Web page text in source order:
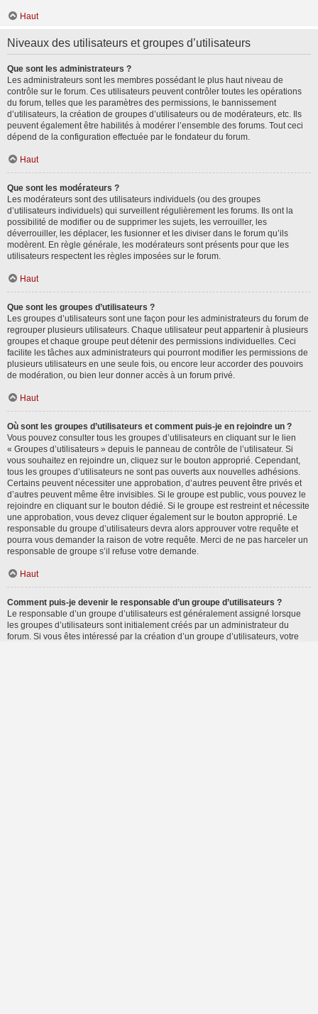
Haut
Niveaux des utilisateurs et groupes d’utilisateurs
Que sont les administrateurs ?
Les administrateurs sont les membres possédant le plus haut niveau de
contrôle sur le forum. Ces utilisateurs peuvent contrôler toutes les opérations
du forum, telles que les paramètres des permissions, le bannissement
d’utilisateurs, la création de groupes d’utilisateurs ou de modérateurs, etc. Ils
peuvent également être habilités à modérer l’ensemble des forums. Tout ceci
dépend de la configuration effectuée par le fondateur du forum.
Haut
Que sont les modérateurs ?
Les modérateurs sont des utilisateurs individuels (ou des groupes
d’utilisateurs individuels) qui surveillent régulièrement les forums. Ils ont la
possibilité de modifier ou de supprimer les sujets, les verrouiller, les
déverrouiller, les déplacer, les fusionner et les diviser dans le forum qu’ils
modèrent. En règle générale, les modérateurs sont présents pour que les
utilisateurs respectent les règles imposées sur le forum.
Haut
Que sont les groupes d’utilisateurs ?
Les groupes d’utilisateurs sont une façon pour les administrateurs du forum de
regrouper plusieurs utilisateurs. Chaque utilisateur peut appartenir à plusieurs
groupes et chaque groupe peut détenir des permissions individuelles. Ceci
facilite les tâches aux administrateurs qui pourront modifier les permissions de
plusieurs utilisateurs en une seule fois, ou encore leur accorder des pouvoirs
de modération, ou bien leur donner accès à un forum privé.
Haut
Où sont les groupes d’utilisateurs et comment puis-je en rejoindre un ?
Vous pouvez consulter tous les groupes d’utilisateurs en cliquant sur le lien
« Groupes d’utilisateurs » depuis le panneau de contrôle de l’utilisateur. Si
vous souhaitez en rejoindre un, cliquez sur le bouton approprié. Cependant,
tous les groupes d’utilisateurs ne sont pas ouverts aux nouvelles adhésions.
Certains peuvent nécessiter une approbation, d’autres peuvent être privés et
d’autres peuvent même être invisibles. Si le groupe est public, vous pouvez le
rejoindre en cliquant sur le bouton dédié. Si le groupe est restreint et nécessite
une approbation, vous devez cliquer également sur le bouton approprié. Le
responsable du groupe d’utilisateurs devra alors approuver votre requête et
pourra vous demander la raison de votre requête. Merci de ne pas harceler un
responsable de groupe s’il refuse votre demande.
Haut
Comment puis-je devenir le responsable d’un groupe d’utilisateurs ?
Le responsable d’un groupe d’utilisateurs est généralement assigné lorsque
les groupes d’utilisateurs sont initialement créés par un administrateur du
forum. Si vous êtes intéressé par la création d’un groupe d’utilisateurs, votre